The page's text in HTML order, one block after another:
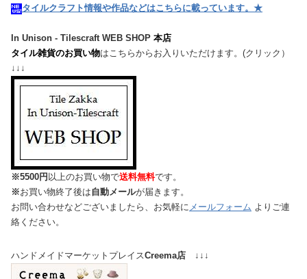
タイルクラフト情報や作品などはこちらに載っています。★
In Unison - Tilescraft WEB SHOP 本店
タイル雑貨のお買い物はこちらからお入りいただけます。(クリック）
↓↓↓
※5500円 以上のお買い物で送料無料です。
※お買い物終了後は自動メールが届きます。
お問い合わせなどございましたら、お気軽に メールフォーム よりご連
絡ください。
ハンドメイドマーケットプレイスCreema店 ↓↓↓